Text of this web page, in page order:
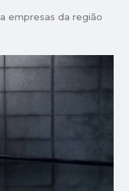
empresas da região